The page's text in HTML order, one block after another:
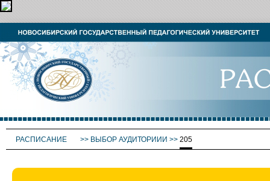
РАСПИСАНИЕ >> ВЫБОР АУДИТОРИИИ >> 205